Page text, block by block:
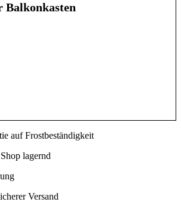
Balkonkasten
auf Frostbeständigkeit
lagernd
Versand